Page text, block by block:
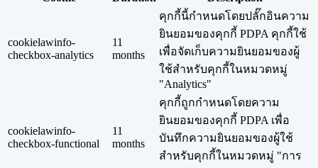
cookielawinfo-
checkbox-analytics
11
months
คุกกี้นี้กำหนดโดยปลั๊กอินความ
ยินยอมของคุกกี้ PDPA คุกกี้ใช้
เพื่อจัดเก็บความยินยอมของผู้
ใช้สำหรับคุกกี้ในหมวดหมู่
"Analytics"
cookielawinfo-
checkbox-functional
11
months
คุกกี้ถูกกำหนดโดยความ
ยินยอมของคุกกี้ PDPA เพื่อ
บันทึกความยินยอมของผู้ใช้
สำหรับคุกกี้ในหมวดหมู่ "การ